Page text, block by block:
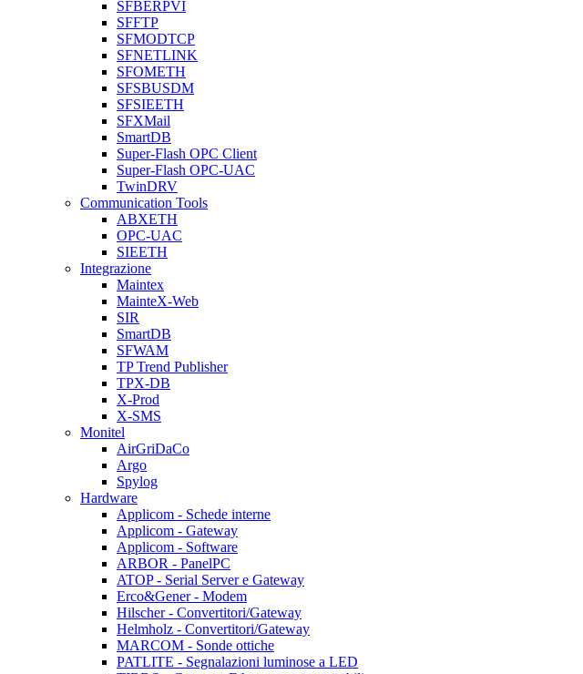
SFBERPVI
SFFTP
SFMODTCP
SFNETLINK
SFOMETH
SFSBUSDM
SFSIEETH
SFXMail
SmartDB
Super-Flash OPC Client
Super-Flash OPC-UAC
TwinDRV
Communication Tools
ABXETH
OPC-UAC
SIEETH
Integrazione
Maintex
MainteX-Web
SIR
SmartDB
SFWAM
TP Trend Publisher
TPX-DB
X-Prod
X-SMS
Monitel
AirGriDaCo
Argo
Spylog
Hardware
Applicom - Schede interne
Applicom - Gateway
Applicom - Software
ARBOR - PanelPC
ATOP - Serial Server e Gateway
Erco&Gener - Modem
Hilscher - Convertitori/Gateway
Helmholz - Convertitori/Gateway
MARCOM - Sonde ottiche
PATLITE - Segnalazioni luminose a LED